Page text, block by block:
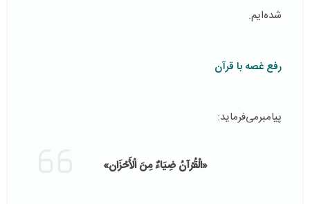
شده‌ایم.
رفع غصه با قرآن
پیامبرمی‌فرماید:
«الْقُرْآنُ ضِيَاءٌ مِنَ‏ الْأَحْزَان‏»